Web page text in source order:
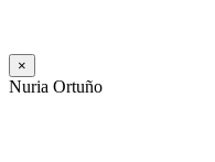
×
Nuria Ortuño